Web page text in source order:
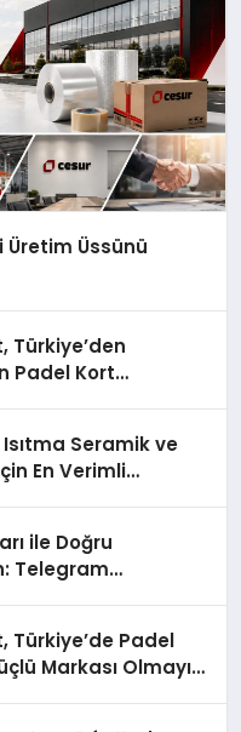
Üretim Üssünü
Türkiye’den
Padel Kort
Seramik ve
En Verimli
ile Doğru
Telegram
Türkiye’de Padel
Markası Olmayı